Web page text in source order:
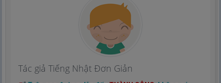
Tác giả Tiếng Nhật Đơn Giản